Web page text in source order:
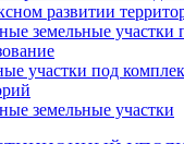
развитии
земельные участки
участки под
земельные участки